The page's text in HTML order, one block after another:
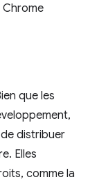
que les
distribuer
Elles
comme la